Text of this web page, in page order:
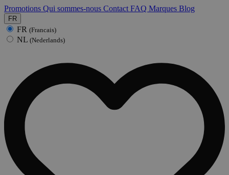
Promotions Qui sommes-nous Contact FAQ Marques Blog
FR
FR (Francais)
NL (Nederlands)